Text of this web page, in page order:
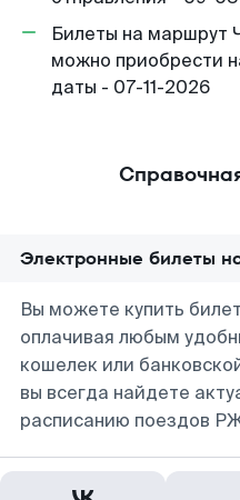
Билеты на маршрут
можно приобрести
даты - 07-11-2026
Электронные билеты
Вы можете купить
оплачивая любым
кошелек или
вы всегда найдете
расписанию поездов